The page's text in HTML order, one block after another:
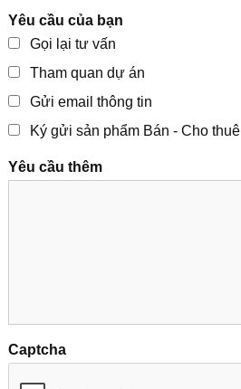
Yêu cầu của bạn
Gọi lại tư vấn
Tham quan dự án
Gửi email thông tin
Ký gửi sản phẩm Bán - Cho thuê
Yêu cầu thêm
Captcha